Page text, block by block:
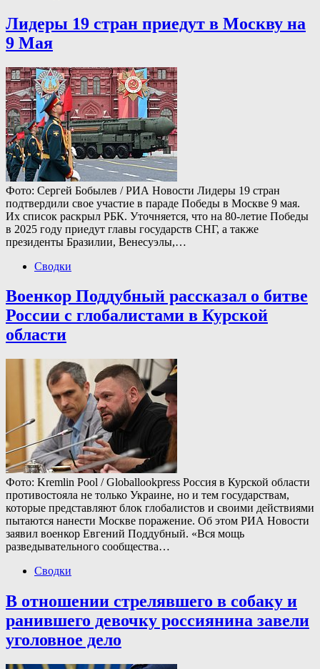
Лидеры 19 стран приедут в Москву на
9 Мая
Фото: Сергей Бобылев / РИА Новости Лидеры 19 стран
подтвердили свое участие в параде Победы в Москве 9 мая.
Их список раскрыл РБК. Уточняется, что на 80-летие Победы
в 2025 году приедут главы государств СНГ, а также
президенты Бразилии, Венесуэлы,…
Сводки
Военкор Поддубный рассказал о битве
России с глобалистами в Курской
области
Фото: Kremlin Pool / Globallookpress Россия в Курской области
противостояла не только Украине, но и тем государствам,
которые представляют блок глобалистов и своими действиями
пытаются нанести Москве поражение. Об этом РИА Новости
заявил военкор Евгений Поддубный. «Вся мощь
разведывательного сообщества…
Сводки
В отношении стрелявшего в собаку и
ранившего девочку россиянина завели
уголовное дело